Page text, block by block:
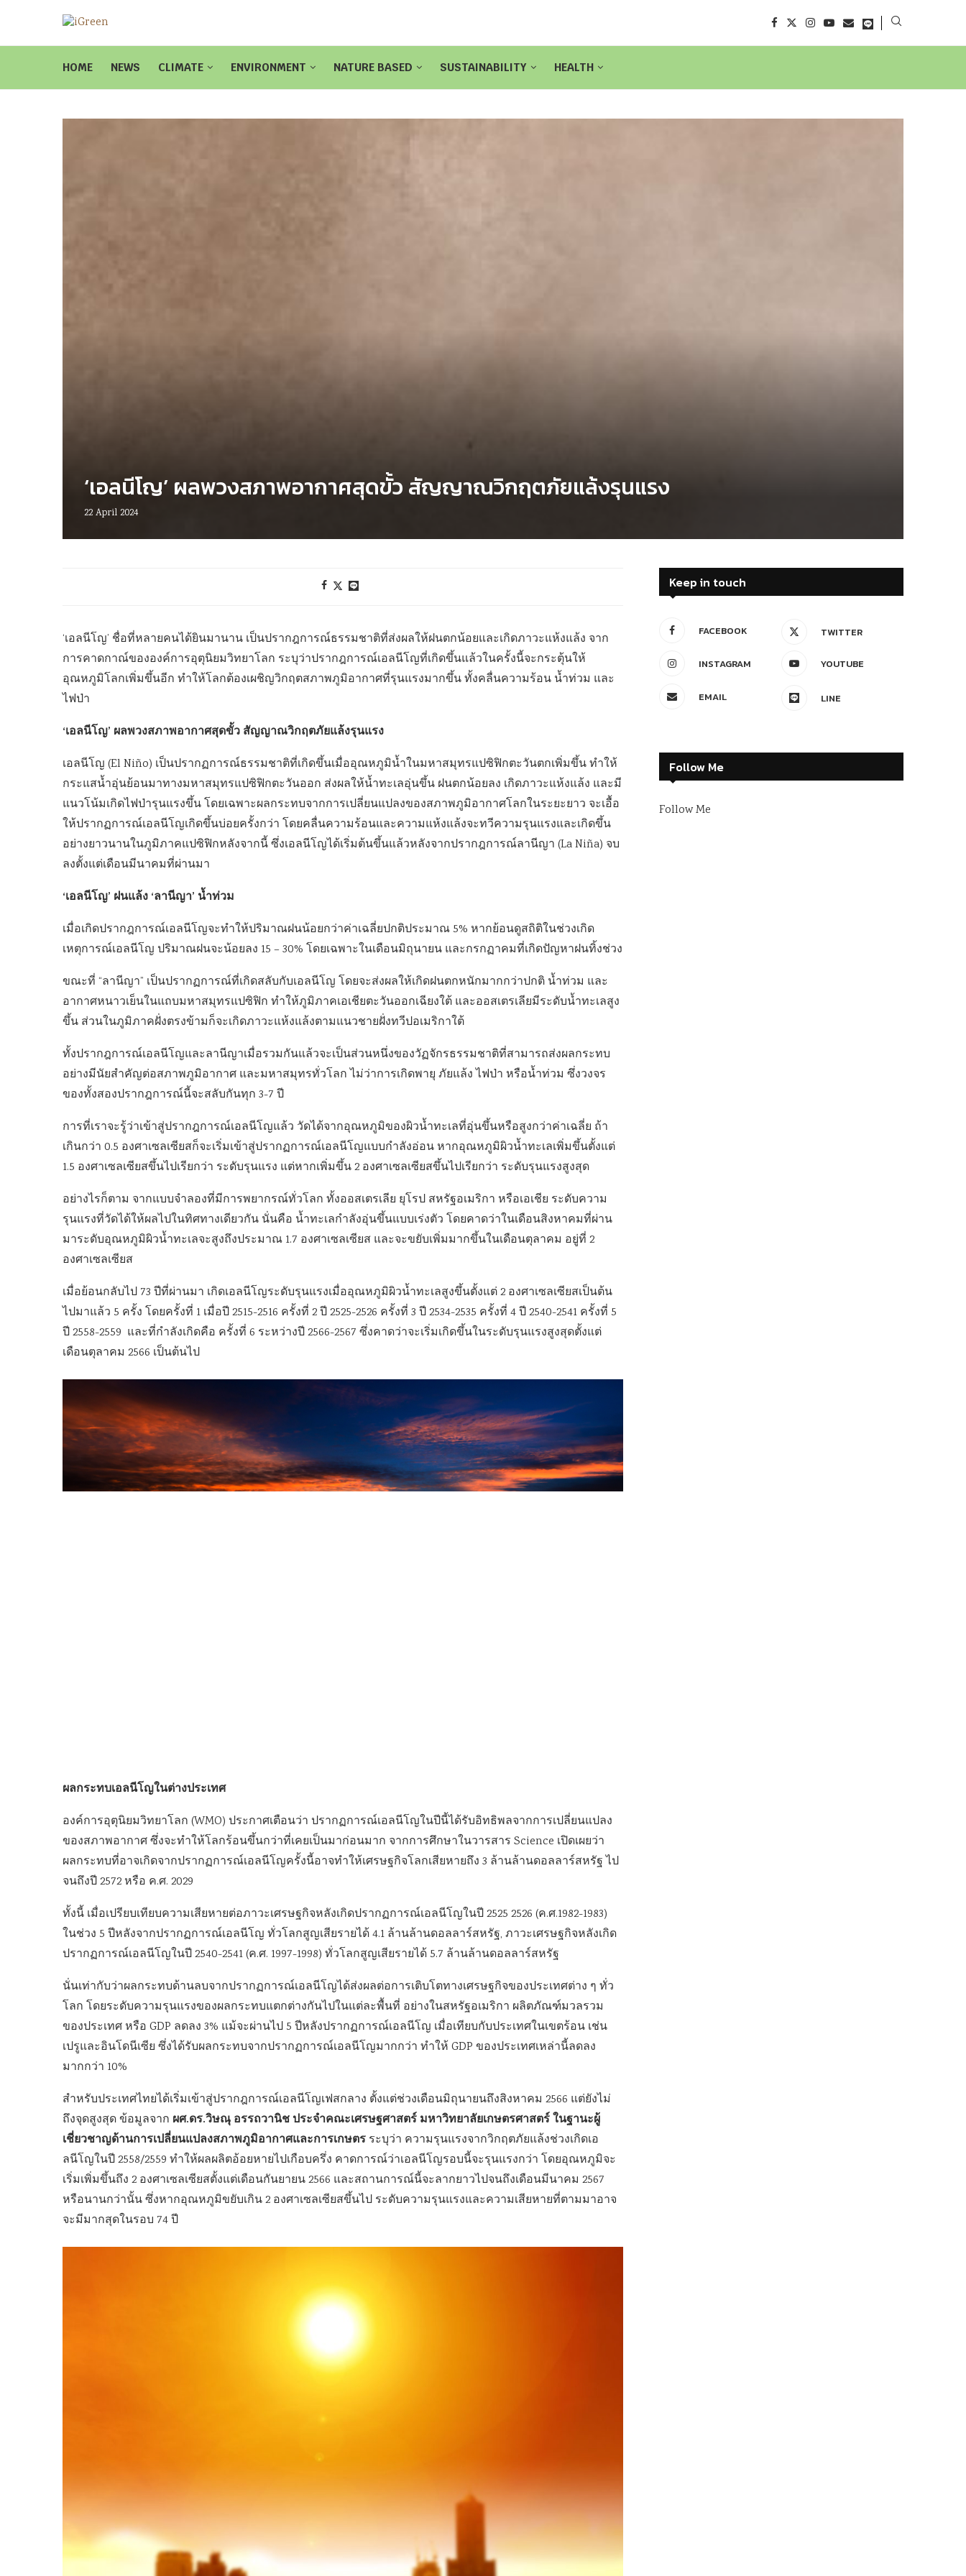
HOME NEWS CLIMATE ENVIRONMENT NATURE BASED SUSTAINABILITY HEALTH
‘เอลนีโญ’ ผลพวงสภาพอากาศสุดขั้ว สัญญาณวิกฤตภัยแล้งรุนแรง
22 April 2024
‘เอลนีโญ’ ชื่อที่หลายคนได้ยินมานาน เป็นปรากฎการณ์ธรรมชาติที่ส่งผลให้ฝนตกน้อยและเกิดภาวะแห้งแล้ง จาก
การคาดกาณ์ขององค์การอุตุนิยมวิทยาโลก ระบุว่าปรากฎการณ์เอลนีโญที่เกิดขึ้นแล้วในครั้งนี้จะกระตุ้นให้
อุณหภูมิโลกเพิ่มขึ้นอีก ทำให้โลกต้องเผชิญวิกฤตสภาพภูมิอากาศที่รุนแรงมากขึ้น ทั้งคลื่นความร้อน น้ำท่วม และ
ไฟป่า
‘เอลนีโญ’ ผลพวงสภาพอากาศสุดขั้ว สัญญาณวิกฤตภัยแล้งรุนแรง
เอลนีโญ (El Niño) เป็นปรากฏการณ์ธรรมชาติที่เกิดขึ้นเมื่ออุณหภูมิน้ำในมหาสมุทรแปซิฟิกตะวันตกเพิ่มขึ้น ทำให้
กระแสน้ำอุ่นย้อนมาทางมหาสมุทรแปซิฟิกตะวันออก ส่งผลให้น้ำทะเลอุ่นขึ้น ฝนตกน้อยลง เกิดภาวะแห้งแล้ง และมี
แนวโน้มเกิดไฟป่ารุนแรงขึ้น โดยเฉพาะผลกระทบจากการเปลี่ยนแปลงของสภาพภูมิอากาศโลกในระยะยาว จะเอื้อ
ให้ปรากฏการณ์เอลนีโญเกิดขึ้นบ่อยครั้งกว่า โดยคลื่นความร้อนและความแห้งแล้งจะทวีความรุนแรงและเกิดขึ้น
อย่างยาวนานในภูมิภาคแปซิฟิกหลังจากนี้ ซึ่งเอลนีโญได้เริ่มต้นขึ้นแล้วหลังจากปรากฎการณ์ลานีญา (La Niña) จบ
ลงตั้งแต่เดือนมีนาคมที่ผ่านมา
‘เอลนีโญ’ ฝนแล้ง ‘ลานีญา’ น้ำท่วม
เมื่อเกิดปรากฎการณ์เอลนีโญจะทำให้ปริมาณฝนน้อยกว่าค่าเฉลี่ยปกติประมาณ 5% หากย้อนดูสถิติในช่วงเกิด
เหตุการณ์เอลนีโญ ปริมาณฝนจะน้อยลง 15 – 30% โดยเฉพาะในเดือนมิถุนายน และกรกฏาคมที่เกิดปัญหาฝนทิ้งช่วง
ขณะที่ “ลานีญา” เป็นปรากฏการณ์ที่เกิดสลับกับเอลนีโญ โดยจะส่งผลให้เกิดฝนตกหนักมากกว่าปกติ น้ำท่วม และ
อากาศหนาวเย็นในแถบมหาสมุทรแปซิฟิก ทำให้ภูมิภาคเอเชียตะวันออกเฉียงใต้ และออสเตรเลียมีระดับน้ำทะเลสูง
ขึ้น ส่วนในภูมิภาคฝั่งตรงข้ามก็จะเกิดภาวะแห้งแล้งตามแนวชายฝั่งทวีปอเมริกาใต้
ทั้งปรากฎการณ์เอลนีโญและลานีญาเมื่อรวมกันแล้วจะเป็นส่วนหนึ่งของวัฏจักรธรรมชาติที่สามารถส่งผลกระทบ
อย่างมีนัยสำคัญต่อสภาพภูมิอากาศ และมหาสมุทรทั่วโลก ไม่ว่าการเกิดพายุ ภัยแล้ง ไฟป่า หรือน้ำท่วม ซึ่งวงจร
ของทั้งสองปรากฎการณ์นี้จะสลับกันทุก 3-7 ปี
การที่เราจะรู้ว่าเข้าสู่ปรากฎการณ์เอลนีโญแล้ว วัดได้จากอุณหภูมิของผิวน้ำทะเลที่อุ่นขึ้นหรือสูงกว่าค่าเฉลี่ย ถ้า
เกินกว่า 0.5 องศาเซลเซียสก็จะเริ่มเข้าสู่ปรากฏการณ์เอลนีโญแบบกำลังอ่อน หากอุณหภูมิผิวน้ำทะเลเพิ่มขึ้นตั้งแต่
1.5 องศาเซลเซียสขึ้นไปเรียกว่า ระดับรุนแรง แต่หากเพิ่มขึ้น 2 องศาเซลเซียสขึ้นไปเรียกว่า ระดับรุนแรงสูงสุด
อย่างไรก็ตาม จากแบบจำลองที่มีการพยากรณ์ทั่วโลก ทั้งออสเตรเลีย ยุโรป สหรัฐอเมริกา หรือเอเชีย ระดับความ
รุนแรงที่วัดได้ให้ผลไปในทิศทางเดียวกัน นั่นคือ น้ำทะเลกำลังอุ่นขึ้นแบบเร่งตัว โดยคาดว่าในเดือนสิงหาคมที่ผ่าน
มาระดับอุณหภูมิผิวน้ำทะเลจะสูงถึงประมาณ 1.7 องศาเซลเซียส และจะขยับเพิ่มมากขึ้นในเดือนตุลาคม อยู่ที่ 2
องศาเซลเซียส
เมื่อย้อนกลับไป 73 ปีที่ผ่านมา เกิดเอลนีโญระดับรุนแรงเมื่ออุณหภูมิผิวน้ำทะเลสูงขึ้นตั้งแต่ 2 องศาเซลเซียสเป็นต้น
ไปมาแล้ว 5 ครั้ง โดยครั้งที่ 1 เมื่อปี 2515-2516 ครั้งที่ 2 ปี 2525-2526 ครั้งที่ 3 ปี 2534-2535 ครั้งที่ 4 ปี 2540-2541 ครั้งที่ 5
ปี 2558-2559 และที่กำลังเกิดคือ ครั้งที่ 6 ระหว่างปี 2566-2567 ซึ่งคาดว่าจะเริ่มเกิดขึ้นในระดับรุนแรงสูงสุดตั้งแต่
เดือนตุลาคม 2566 เป็นต้นไป
ผลกระทบเอลนีโญในต่างประเทศ
องค์การอุตุนิยมวิทยาโลก (WMO) ประกาศเตือนว่า ปรากฏการณ์เอลนีโญในปีนี้ได้รับอิทธิพลจากการเปลี่ยนแปลง
ของสภาพอากาศ ซึ่งจะทำให้โลกร้อนขึ้นกว่าที่เคยเป็นมาก่อนมาก จากการศึกษาในวารสาร Science เปิดเผยว่า
ผลกระทบที่อาจเกิดจากปรากฏการณ์เอลนีโญครั้งนี้อาจทำให้เศรษฐกิจโลกเสียหายถึง 3 ล้านล้านดอลลาร์สหรัฐ ไป
จนถึงปี 2572 หรือ ค.ศ. 2029
ทั้งนี้ เมื่อเปรียบเทียบความเสียหายต่อภาวะเศรษฐกิจหลังเกิดปรากฏการณ์เอลนีโญในปี 2525 2526 (ค.ศ.1982-1983)
ในช่วง 5 ปีหลังจากปรากฏการณ์เอลนีโญ ทั่วโลกสูญเสียรายได้ 4.1 ล้านล้านดอลลาร์สหรัฐ, ภาวะเศรษฐกิจหลังเกิด
ปรากฏการณ์เอลนีโญในปี 2540-2541 (ค.ศ. 1997-1998) ทั่วโลกสูญเสียรายได้ 5.7 ล้านล้านดอลลาร์สหรัฐ
นั่นเท่ากับว่าผลกระทบด้านลบจากปรากฏการณ์เอลนีโญได้ส่งผลต่อการเติบโตทางเศรษฐกิจของประเทศต่าง ๆ ทั่ว
โลก โดยระดับความรุนแรงของผลกระทบแตกต่างกันไปในแต่ละพื้นที่ อย่างในสหรัฐอเมริกา ผลิตภัณฑ์มวลรวม
ของประเทศ หรือ GDP ลดลง 3% แม้จะผ่านไป 5 ปีหลังปรากฏการณ์เอลนีโญ เมื่อเทียบกับประเทศในเขตร้อน เช่น
เปรูและอินโดนีเซีย ซึ่งได้รับผลกระทบจากปรากฏการณ์เอลนีโญมากกว่า ทำให้ GDP ของประเทศเหล่านี้ลดลง
มากกว่า 10%
สำหรับประเทศไทยได้เริ่มเข้าสู่ปรากฎการณ์เอลนีโญเฟสกลาง ตั้งแต่ช่วงเดือนมิถุนายนถึงสิงหาคม 2566 แต่ยังไม่
ถึงจุดสูงสุด ข้อมูลจาก ผศ.ดร.วิษณุ อรรถวานิช ประจำคณะเศรษฐศาสตร์ มหาวิทยาลัยเกษตรศาสตร์ในฐานะผู้
เชี่ยวชาญด้านการเปลี่ยนแปลงสภาพภูมิอากาศและการเกษตร ระบุว่า ความรุนแรงจากวิกฤตภัยแล้งช่วงเกิดเอ
ลนีโญในปี 2558/2559 ทำให้ผลผลิตอ้อยหายไปเกือบครึ่ง คาดการณ์ว่าเอลนีโญรอบนี้จะรุนแรงกว่า โดยอุณหภูมิจะ
เริ่มเพิ่มขึ้นถึง 2 องศาเซลเซียสตั้งแต่เดือนกันยายน 2566 และสถานการณ์นี้จะลากยาวไปจนถึงเดือนมีนาคม 2567
หรือนานกว่านั้น ซึ่งหากอุณหภูมิขยับเกิน 2 องศาเซลเซียสขึ้นไป ระดับความรุนแรงและความเสียหายที่ตามมาอาจ
จะมีมากสุดในรอบ 74 ปี
Keep in touch
FACEBOOK TWITTER
INSTAGRAM YOUTUBE
EMAIL LINE
Follow Me
Follow Me